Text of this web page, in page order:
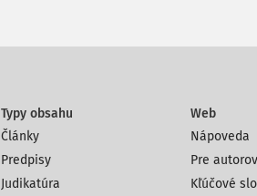
Typy obsahu
Články
Predpisy
Judikatúra
Web
Nápoveda
Pre autorov
Kľúčové